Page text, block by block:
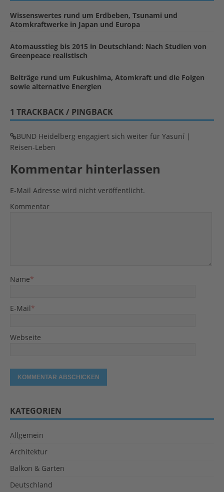
Wissenswertes rund um Erdbeben, Tsunami und
Atomkraftwerke in Japan und Europa
Atomausstieg bis 2015 in Deutschland: Nach Studien von
Greenpeace realistisch
Beiträge rund um Fukushima, Atomkraft und die Folgen
sowie alternative Energien
1 TRACKBACK / PINGBACK
BUND Heidelberg engagiert sich weiter für Yasuní |
Reisen-Leben
Kommentar hinterlassen
E-Mail Adresse wird nicht veröffentlicht.
Kommentar
Name*
E-Mail*
Webseite
KATEGORIEN
Allgemein
Architektur
Balkon & Garten
Deutschland